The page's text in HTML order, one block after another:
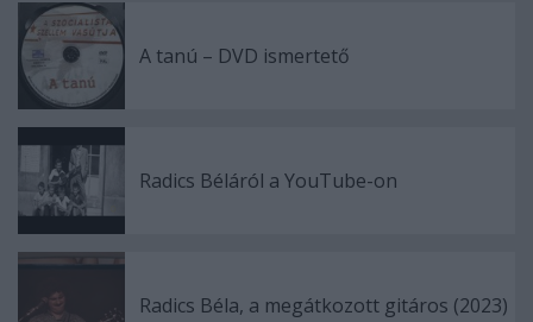
A tanú – DVD ismertető
Radics Béláról a YouTube-on
Radics Béla, a megátkozott gitáros (2023)